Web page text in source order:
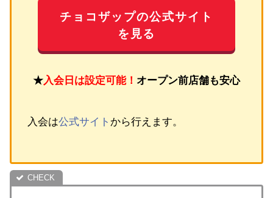
チョコザップの公式サイト
を見る
★入会日は設定可能！ オープン前店舗も安心
入会は公式サイト から行えます。